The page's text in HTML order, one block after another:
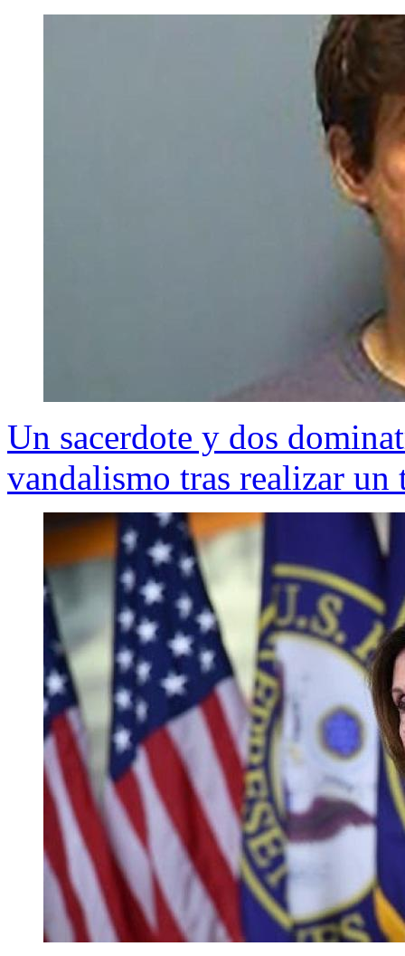
Un sacerdote y dos
vandalismo tras realizar